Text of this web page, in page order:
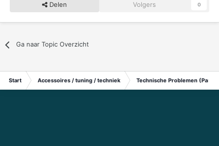
Delen Volgers 0
Ga naar Topic Overzicht
Start Accessoires / tuning / techniek Technische Problemen